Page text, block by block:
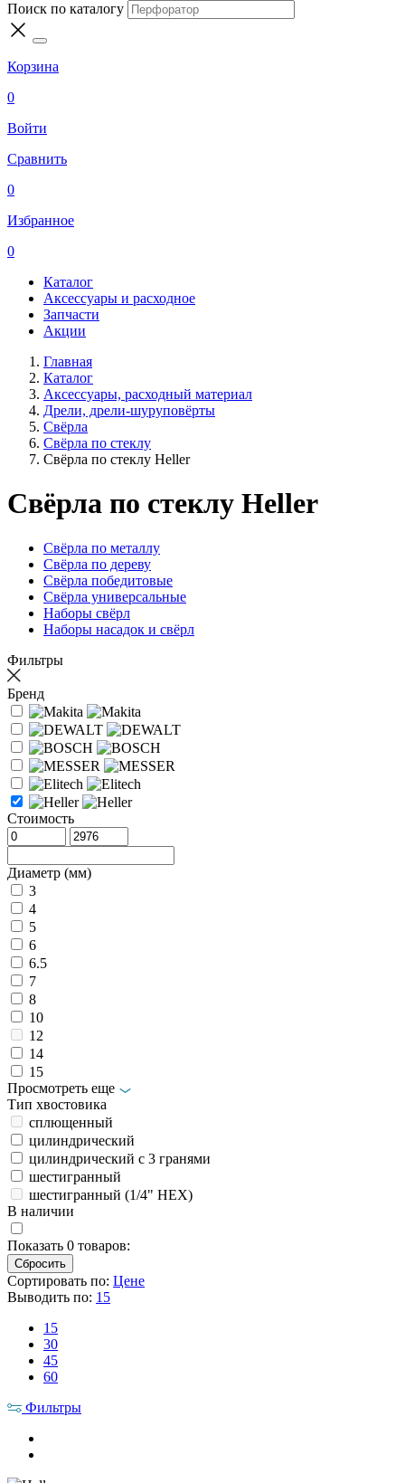
Поиск по каталогу
Корзина
0
Войти
Сравнить
0
Избранное
0
Каталог
Аксессуары и расходное
Запчасти
Акции
Главная
Каталог
Аксессуары, расходный материал
Дрели, дрели-шуруповёрты
Свёрла
Свёрла по стеклу
Свёрла по стеклу Heller
Свёрла по стеклу Heller
Свёрла по металлу
Свёрла по дереву
Свёрла победитовые
Свёрла универсальные
Наборы свёрл
Наборы насадок и свёрл
Фильтры
Бренд
Стоимость
Диаметр (мм)
3
4
5
6
6.5
7
8
10
12
14
15
Просмотреть еще
Тип хвостовика
сплющенный
цилиндрический
цилиндрический с 3 гранями
шестигранный
шестигранный (1/4" HEX)
В наличии
Показать 0 товаров:
Сортировать по: Цене
Выводить по: 15
15
30
45
60
Фильтры